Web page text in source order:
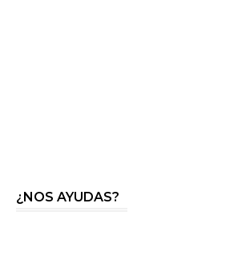
¿NOS AYUDAS?